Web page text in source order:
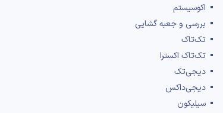
اکوسیستم
بررسی و جعبه گشایی
تک‌تاک
تک‌تاک اکسترا
دیجی‌تک
دیجی‌داکس
سیلیکون